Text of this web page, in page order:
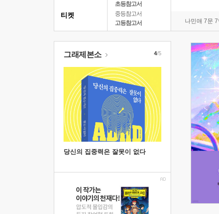
초등참고서
중등참고서
고등참고서
나민애 7문
티켓
그래제본소
당신의 집중력은 잘못이 없다
4/5